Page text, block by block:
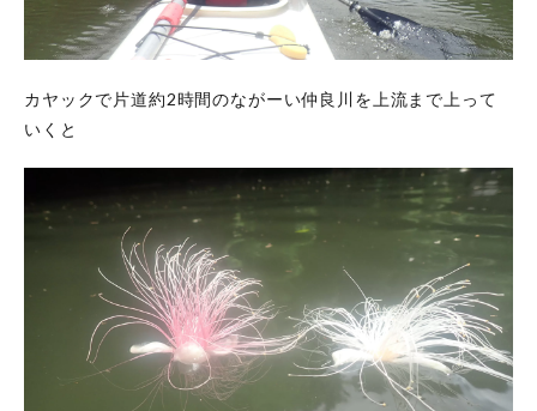
カヤックで片道約2時間のながーい仲良川を上流まで上って
いくと